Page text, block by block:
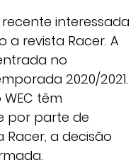
interessada
a revista Racer. A
no
2020/2021.
têm
por parte de
Racer, a decisão